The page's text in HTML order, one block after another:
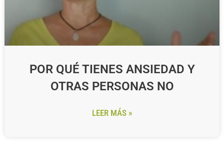
POR QUÉ TIENES ANSIEDAD Y
OTRAS PERSONAS NO
LEER MÁS »